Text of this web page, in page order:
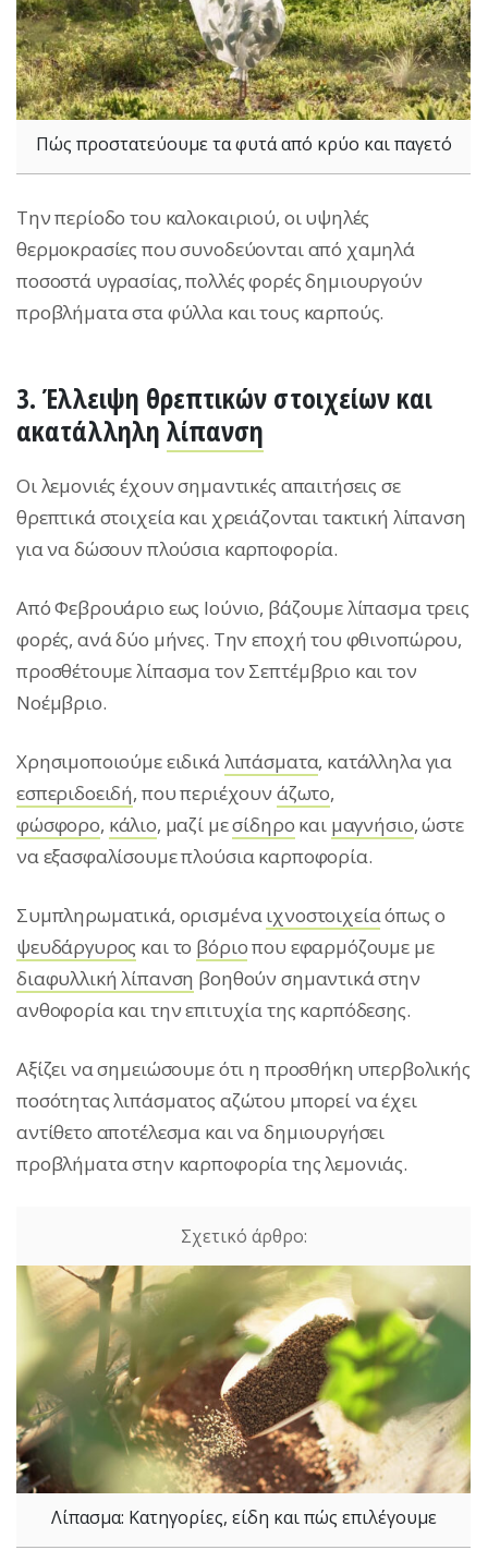
Πώς προστατεύουμε τα φυτά από κρύο και παγετό
Την περίοδο του καλοκαιριού, οι υψηλές
θερμοκρασίες που συνοδεύονται από χαμηλά
ποσοστά υγρασίας, πολλές φορές δημιουργούν
προβλήματα στα φύλλα και τους καρπούς.
3. Έλλειψη θρεπτικών στοιχείων και
ακατάλληλη λίπανση
Οι λεμονιές έχουν σημαντικές απαιτήσεις σε
θρεπτικά στοιχεία και χρειάζονται τακτική λίπανση
για να δώσουν πλούσια καρποφορία.
Από Φεβρουάριο εως Ιούνιο, βάζουμε λίπασμα τρεις
φορές, ανά δύο μήνες. Την εποχή του φθινοπώρου,
προσθέτουμε λίπασμα τον Σεπτέμβριο και τον
Νοέμβριο.
Χρησιμοποιούμε ειδικάλιπάσματα, κατάλληλα για
εσπεριδοειδή, που περιέχουν άζωτο,
φώσφορο, κάλιο, μαζί μεσίδηρο και μαγνήσιο, ώστε
να εξασφαλίσουμε πλούσια καρποφορία.
Συμπληρωματικά, ορισμέναιχνοστοιχείαόπως ο
ψευδάργυρος και το βόριοπου εφαρμόζουμε με
διαφυλλική λίπανση βοηθούν σημαντικά στην
ανθοφορία και την επιτυχία της καρπόδεσης.
Αξίζει να σημειώσουμε ότι η προσθήκη υπερβολικής
ποσότητας λιπάσματος αζώτου μπορεί να έχει
αντίθετο αποτέλεσμα και να δημιουργήσει
προβλήματα στην καρποφορία της λεμονιάς.
Λίπασμα: Κατηγορίες, είδη και πώς επιλέγουμε